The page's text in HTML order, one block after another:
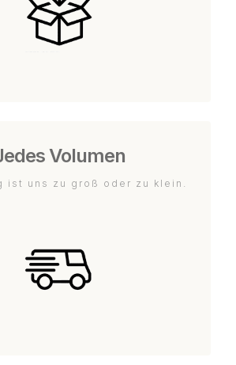
Volumen
ist uns zu groß oder zu klein.